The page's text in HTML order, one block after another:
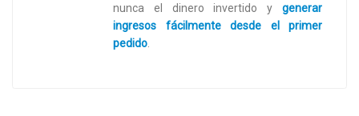
nunca el dinero invertido y generar
ingresos fácilmente desde el primer
pedido